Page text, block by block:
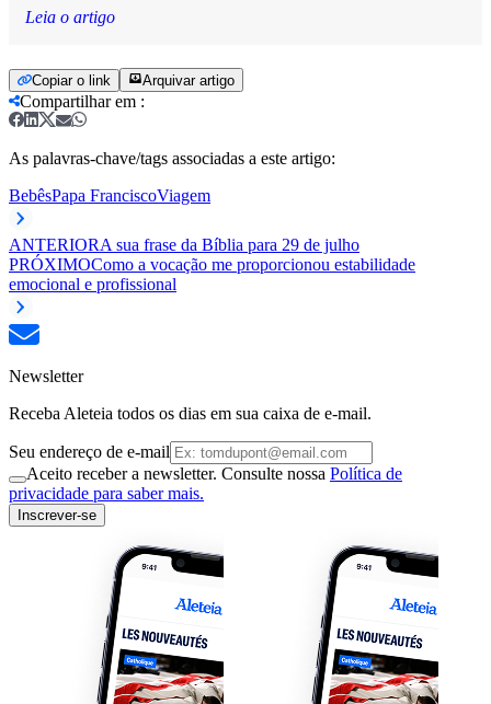
Leia o artigo
Copiar o link Arquivar artigo
Compartilhar em :
As palavras-chave/tags associadas a este artigo:
BebêsPapa FranciscoViagem
ANTERIORA sua frase da Bíblia para 29 de julho
PRÓXIMOComo a vocação me proporcionou estabilidade
emocional e profissional
Newsletter
Receba Aleteia todos os dias em sua caixa de e-mail.
Seu endereço de e-mail
Aceito receber a newsletter. Consulte nossa Política de
privacidade para saber mais.
Inscrever-se